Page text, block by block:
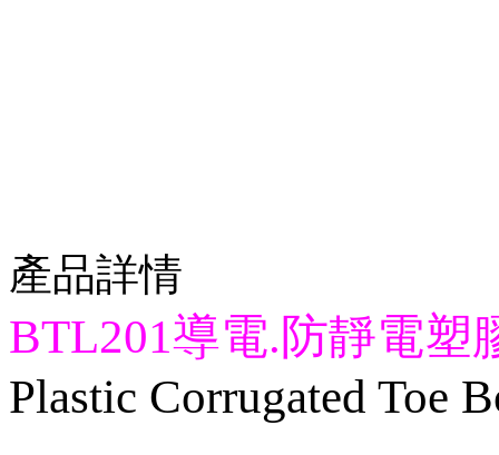
產品詳情
BTL201導電. 防靜電塑
Plastic Corrugated Toe